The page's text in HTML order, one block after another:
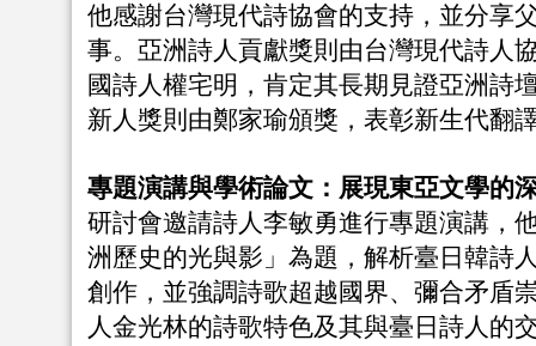
他感謝台灣現代詩協會的支持，並分享
事。亞洲詩人貢獻獎則由台灣現代詩人
國詩人權宅明，肯定其長期見證亞洲詩
新人獎則由鄭家瑜頒獎，表彰新生代翻
專題演講與學術論文：展現東亞文學的
研討會邀請詩人李敏勇進行專題演講，
洲歷史的光與影」為題，解析臺日韓詩
創作，並強調詩歌超越國界、彌合矛盾
人金光林的詩歌特色及其與臺日詩人的